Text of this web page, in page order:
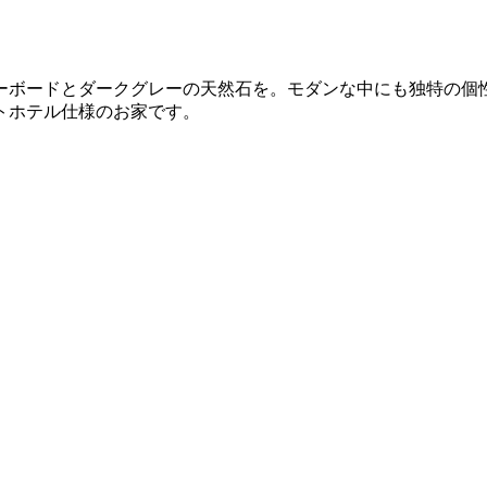
ードとダークグレーの天然石を。モダンな中にも独特の
テル仕様のお家です。